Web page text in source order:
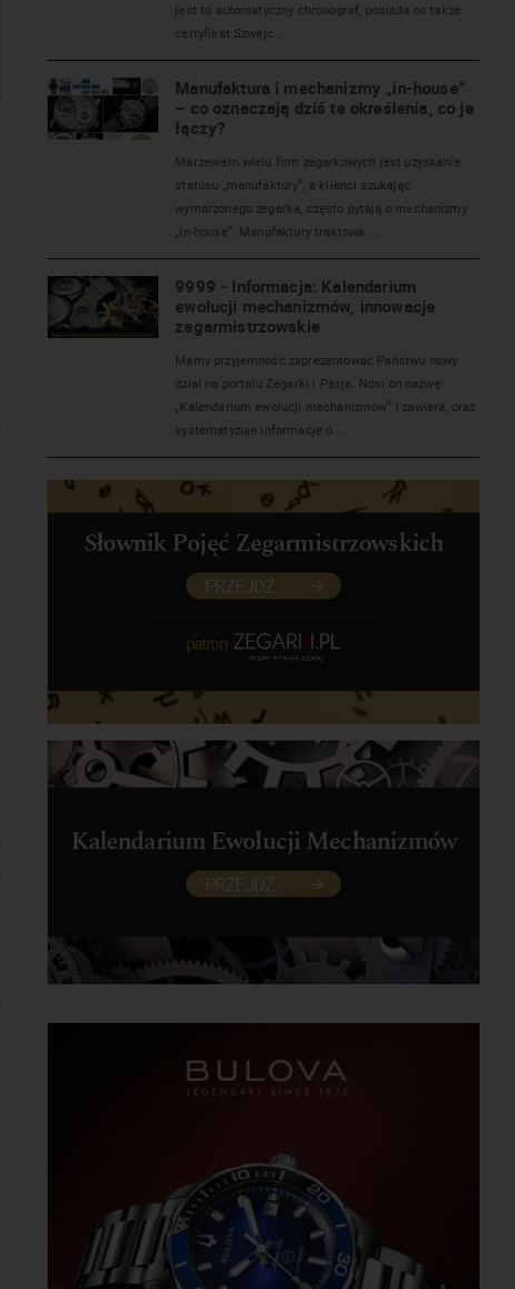
jest to automatyczny chronograf, posiada on także
certyfikat Szwajc ...
Manufaktura i mechanizmy „in-house”
– co oznaczają dziś te określenia, co je
łączy?
Marzeniem wielu firm zegarkowych jest uzyskanie
statusu „manufaktury”, a klienci szukając
wymarzonego zegarka, często pytają o mechanizmy
„in-house”. Manufaktury traktowa ...
9999 - Informacja: Kalendarium
ewolucji mechanizmów, innowacje
zegarmistrzowskie
Mamy przyjemność zaprezentować Państwu nowy
dział na portalu Zegarki i Pasja. Nosi on nazwę:
„Kalendarium ewolucji mechanizmów” i zawiera, oraz
systematyzuje informacje o ...
Słownik Pojęć Zegarmistrzowskich
PRZEJDŹ
patron
Kalendarium Ewolucji Mechanizmów
PRZEJDŹ